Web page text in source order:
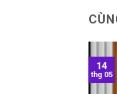
14
thg 05